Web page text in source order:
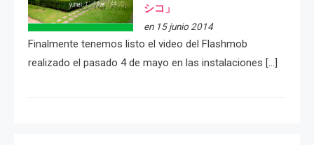
シコ」
en 15 junio 2014
Finalmente tenemos listo el video del Flashmob
realizado el pasado 4 de mayo en las instalaciones […]